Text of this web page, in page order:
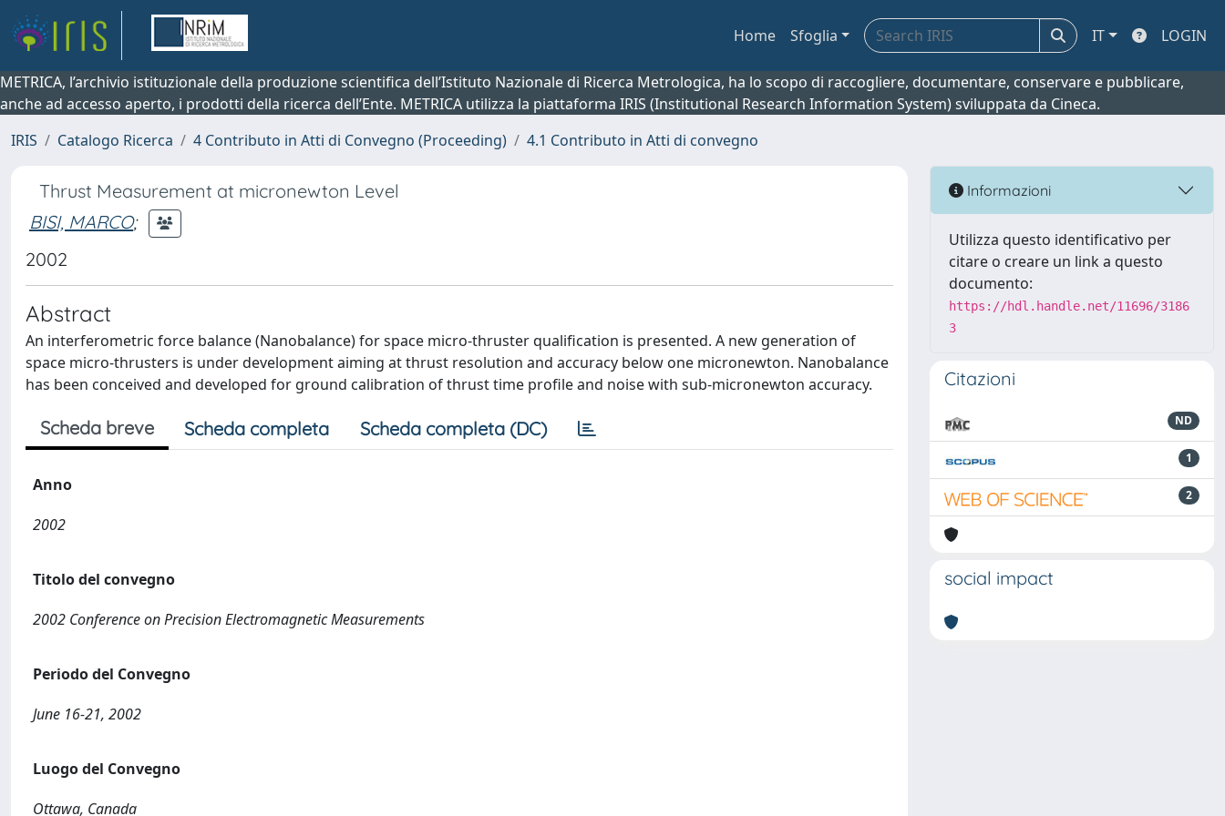
Home Sfoglia IT LOGIN
METRICA, l’archivio istituzionale della produzione scientifica dell’Istituto Nazionale di Ricerca Metrologica, ha lo scopo di raccogliere, documentare, conservare e pubblicare,
anche ad accesso aperto, i prodotti della ricerca dell’Ente. METRICA utilizza la piattaforma IRIS (Institutional Research Information System) sviluppata da Cineca.
IRIS
Catalogo Ricerca 4 Contributo in Atti di Convegno (Proceeding) 4.1 Contributo in Atti di convegno
Thrust Measurement at micronewton Level
BISI, MARCO;
2002
Abstract
An interferometric force balance (Nanobalance) for space micro-thruster qualification is presented. A new generation of
space micro-thrusters is under development aiming at thrust resolution and accuracy below one micronewton. Nanobalance
has been conceived and developed for ground calibration of thrust time profile and noise with sub-micronewton accuracy.
Scheda breve Scheda completa Scheda completa (DC)
Anno
2002
Titolo del convegno
2002 Conference on Precision Electromagnetic Measurements
Periodo del Convegno
June 16-21, 2002
Luogo del Convegno
Ottawa, Canada
Informazioni
Utilizza questo identificativo per
citare o creare un link a questo
documento:
https://hdl.handle.net/11696/3186
3
Citazioni
ND
1
2
social impact